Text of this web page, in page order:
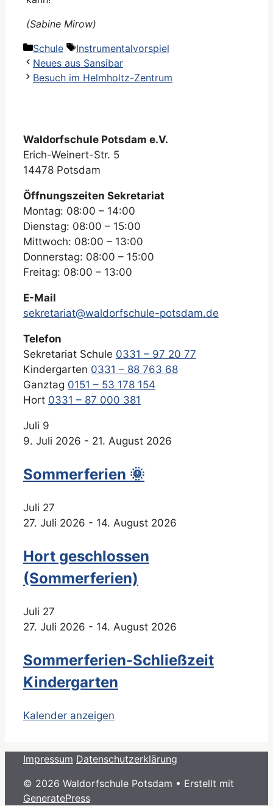
(Sabine Mirow)
Kategorien
Schule Schlagwörter
Instrumentalvorspiel
Neues aus Sansibar
Besuch im Helmholtz-Zentrum
Waldorfschule Potsdam e.V.
Erich-Weinert-Str. 5
14478 Potsdam
Öffnungszeiten Sekretariat
Montag: 08:00 – 14:00
Dienstag: 08:00 – 15:00
Mittwoch: 08:00 – 13:00
Donnerstag: 08:00 – 15:00
Freitag: 08:00 – 13:00
E-Mail
sekretariat@waldorfschule-potsdam.de
Telefon
Sekretariat Schule 0331 – 97 20 77
Kindergarten 0331 – 88 763 68
Ganztag 0151 – 53 178 154
Hort 0331 – 87 000 381
Juli 9
9. Juli 2026 - 21. August 2026
Sommerferien 🌞
Juli 27
27. Juli 2026 - 14. August 2026
Hort geschlossen
(Sommerferien)
Juli 27
27. Juli 2026 - 14. August 2026
Sommerferien-Schließzeit
Kindergarten
Kalender anzeigen
Impressum Datenschutzerklärung
© 2026 Waldorfschule Potsdam • Erstellt mit
GeneratePress